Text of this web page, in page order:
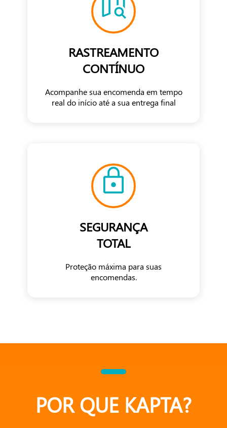
RASTREAMENTO
CONTÍNUO
Acompanhe sua encomenda em tempo
real do início até a sua entrega final
SEGURANÇA
TOTAL
Proteção máxima para suas
encomendas.
POR QUE KAPTA?